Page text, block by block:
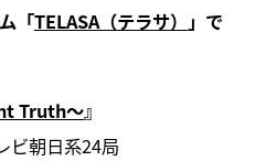
「TELASA（テラサ） 」で
Truth～』
ビ朝日系24局